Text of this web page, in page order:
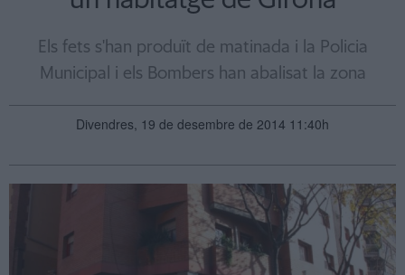
Els fets s'han produït de matinada i la Policia
Municipal i els Bombers han abalisat la zona
Divendres, 19 de desembre de 2014 11:40h